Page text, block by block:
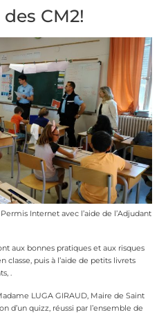
CM2!
Internet avec l’aide de l’Adjudant
aux bonnes pratiques et aux risques
classe, puis à l’aide de petits livrets
.
LUGA GIRAUD, Maire de Saint
d’un quizz, réussi par l’ensemble de